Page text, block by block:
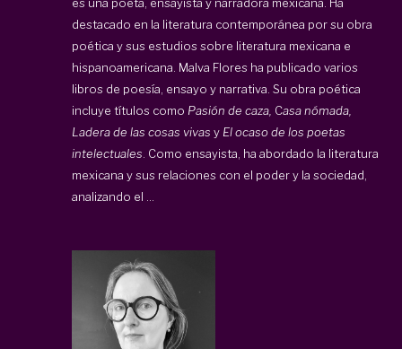
destacado en la literatura contemporánea por su obra
poética y sus estudios sobre literatura mexicana e
hispanoamericana. Malva Flores ha publicado varios
libros de poesía, ensayo y narrativa. Su obra poética
incluye títulos como Pasión de caza, Casa nómada,
Ladera de las cosas vivas y El ocaso de los poetas
intelectuales . Como ensayista, ha abordado la literatura
mexicana y sus relaciones con el poder y la sociedad,
analizando el ...